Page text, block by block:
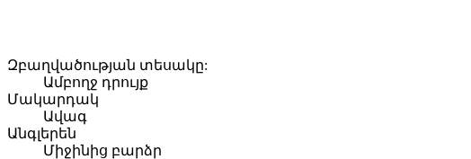
Զբաղվածության տեսակը:
Ամբողջ դրույք
Մակարդակ
Ավագ
Անգլերեն
Միջինից բարձր